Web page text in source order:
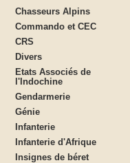
Chasseurs Alpins
Commando et CEC
CRS
Divers
Etats Associés de
l'Indochine
Gendarmerie
Génie
Infanterie
Infanterie d'Afrique
Insignes de béret